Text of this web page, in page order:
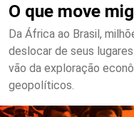
O que move
Da África ao Brasil,
deslocar de seus
vão da exploração
geopolíticos.